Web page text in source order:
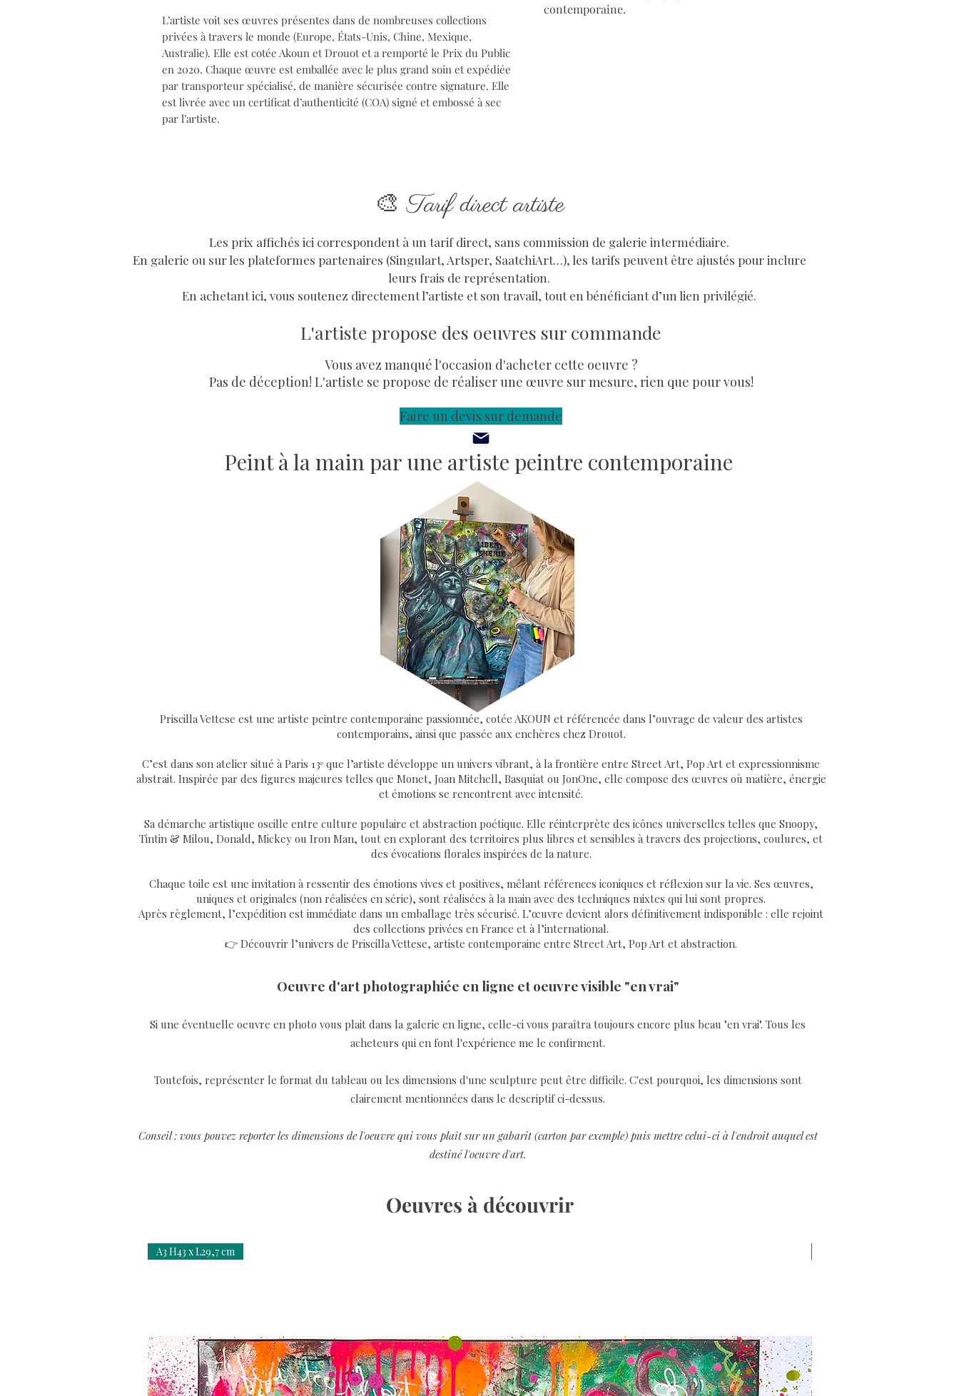
L’artiste voit ses œuvres présentes dans de nombreuses collections
privées à travers le monde (Europe, États-Unis, Chine, Mexique,
Australie). Elle est cotée Akoun et Drouot et a remporté le Prix du Public
en 2020. Chaque œuvre est emballée avec le plus grand soin et expédiée
par transporteur spécialisé, de manière sécurisée contre signature. Elle
est livrée avec un certificat d’authenticité (COA) signé et embossé à sec
par l’artiste.
contemporaine.
🎨 Tarif direct artiste
Les prix affichés ici correspondent à un tarif direct, sans commission de galerie intermédiaire.
En galerie ou sur les plateformes partenaires (Singulart, Artsper, SaatchiArt…), les tarifs peuvent être ajustés pour inclure
leurs frais de représentation.
En achetant ici, vous soutenez directement l’artiste et son travail, tout en bénéficiant d’un lien privilégié.
L'artiste propose des oeuvres sur commande
Vous avez manqué l'occasion d'acheter cette oeuvre ?
Pas de déception! L'artiste se propose de réaliser une œuvre sur mesure, rien que pour vous!
Faire un devis sur demande
Peint à la main par une artiste peintre contemporaine
Priscilla Vettese est une artiste peintre contemporaine passionnée, cotée AKOUN et référencée dans l’ouvrage de valeur des artistes
contemporains, ainsi que passée aux enchères chez Drouot.
C’est dans son atelier situé à Paris 13ᵉ que l’artiste développe un univers vibrant, à la frontière entre Street Art, Pop Art et expressionnisme
abstrait. Inspirée par des figures majeures telles que Monet, Joan Mitchell, Basquiat ou JonOne, elle compose des œuvres où matière, énergie
et émotions se rencontrent avec intensité.
Sa démarche artistique oscille entre culture populaire et abstraction poétique. Elle réinterprète des icônes universelles telles que Snoopy,
Tintin & Milou, Donald, Mickey ou Iron Man, tout en explorant des territoires plus libres et sensibles à travers des projections, coulures, et
des évocations florales inspirées de la nature.
Chaque toile est une invitation à ressentir des émotions vives et positives, mêlant références iconiques et réflexion sur la vie. Ses œuvres,
uniques et originales (non réalisées en série), sont réalisées à la main avec des techniques mixtes qui lui sont propres.
Après règlement, l’expédition est immédiate dans un emballage très sécurisé. L’œuvre devient alors définitivement indisponible : elle rejoint
des collections privées en France et à l’international.
👉 Découvrir l’univers de Priscilla Vettese, artiste contemporaine entre Street Art, Pop Art et abstraction.
Oeuvre d'art photographiée en ligne et oeuvre visible "en vrai"
Si une éventuelle oeuvre en photo vous plait dans la galerie en ligne, celle-ci vous paraîtra toujours encore plus beau "en vrai". Tous les
acheteurs qui en font l'expérience me le confirment.
Toutefois, représenter le format du tableau ou les dimensions d'une sculpture peut être difficile. C'est pourquoi, les dimensions sont
clairement mentionnées dans le descriptif ci-dessus.
Conseil : vous pouvez reporter les dimensions de l'oeuvre qui vous plaît sur un gabarit (carton par exemple) puis mettre celui-ci à l'endroit auquel est
destiné l'oeuvre d'art.
Oeuvres à découvrir
A3 H43 x L29,7 cm